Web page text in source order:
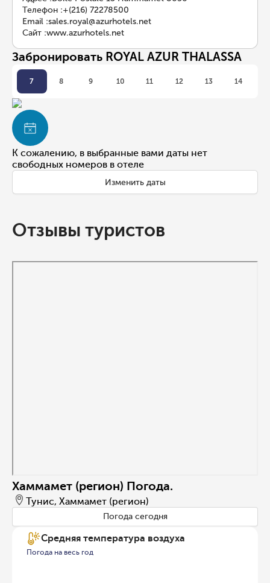
Телефон :+(216) 72278500
Email :sales.royal@azurhotels.net
Сайт :www.azurhotels.net
Забронировать ROYAL AZUR THALASSA
7 8 9 10 11 12 13 14
К сожалению, в выбранные вами даты нет
свободных номеров в отеле
Изменить даты
Отзывы туристов
Хаммамет (регион) Погода.
Тунис, Хаммамет (регион)
Погода сегодня
Средняя температура воздуха
Погода на весь год